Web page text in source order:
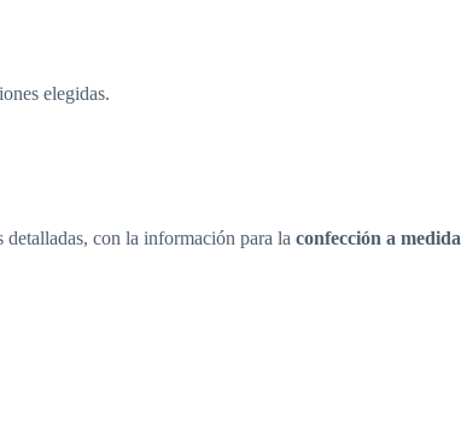
elegidas.
detalladas, con la información para la confección a medida